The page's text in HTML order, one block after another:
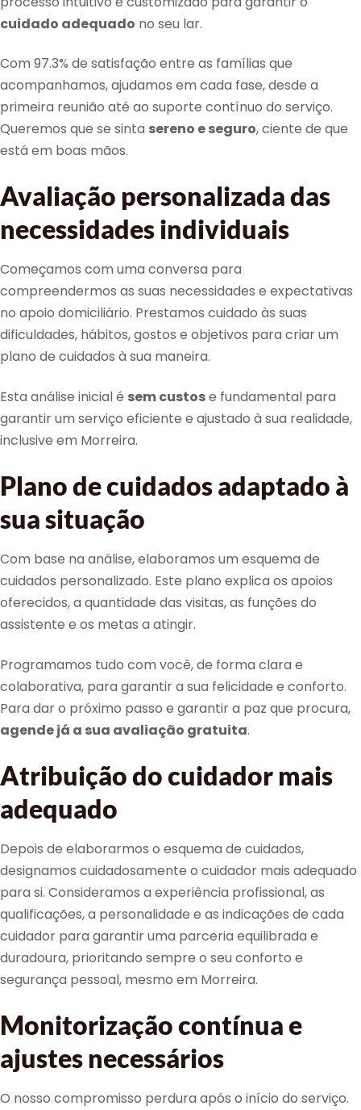
cuidado adequado no seu lar.
Com 97.3% de satisfação entre as famílias que
acompanhamos, ajudamos em cada fase, desde a
primeira reunião até ao suporte contínuo do serviço.
Queremos que se sinta sereno e seguro, ciente de que
está em boas mãos.
Avaliação personalizada das
necessidades individuais
Começamos com uma conversa para
compreendermos as suas necessidades e expectativas
no apoio domiciliário. Prestamos cuidado às suas
dificuldades, hábitos, gostos e objetivos para criar um
plano de cuidados à sua maneira.
Esta análise inicial é sem custose fundamental para
garantir um serviço eficiente e ajustado à sua realidade,
inclusive em Morreira.
Plano de cuidados adaptado à
sua situação
Com base na análise, elaboramos um esquema de
cuidados personalizado. Este plano explica os apoios
oferecidos, a quantidade das visitas, as funções do
assistente e os metas a atingir.
Programamos tudo com você, de forma clara e
colaborativa, para garantir a sua felicidade e conforto.
Para dar o próximo passo e garantir a paz que procura,
agende já a sua avaliação gratuita.
Atribuição do cuidador mais
adequado
Depois de elaborarmos o esquema de cuidados,
designamos cuidadosamente o cuidador mais adequado
para si. Consideramos a experiência profissional, as
qualificações, a personalidade e as indicações de cada
cuidador para garantir uma parceria equilibrada e
duradoura, prioritando sempre o seu conforto e
segurança pessoal, mesmo em Morreira.
Monitorização contínua e
ajustes necessários
O nosso compromisso perdura após o início do serviço.